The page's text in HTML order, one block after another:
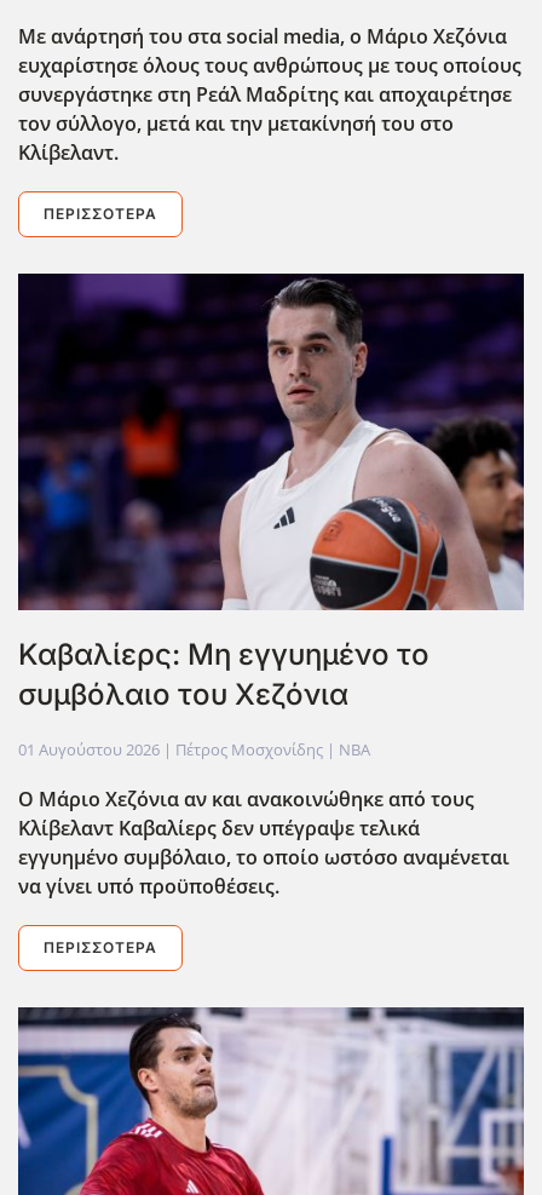
Με ανάρτησή του στα social media, ο Μάριο Χεζόνια
ευχαρίστησε όλους τους ανθρώπους με τους οποίους
συνεργάστηκε στη Ρεάλ Μαδρίτης και αποχαιρέτησε
τον σύλλογο, μετά και την μετακίνησή του στο
Κλίβελαντ.
ΠΕΡΙΣΣΌΤΕΡΑ
Καβαλίερς: Μη εγγυημένο το
συμβόλαιο του Χεζόνια
01 Αυγούστου 2026 | Πέτρος Μοσχονίδης | NBA
Ο Μάριο Χεζόνια αν και ανακοινώθηκε από τους
Κλίβελαντ Καβαλίερς δεν υπέγραψε τελικά
εγγυημένο συμβόλαιο, το οποίο ωστόσο αναμένεται
να γίνει υπό προϋποθέσεις.
ΠΕΡΙΣΣΌΤΕΡΑ